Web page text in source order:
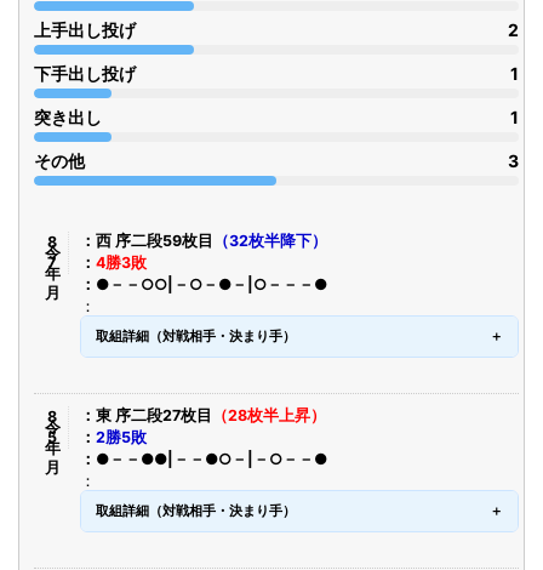
上手出し投げ 2
下手出し投げ 1
突き出し 1
その他 3
令8年7月 西 序二段59枚目
（32枚半降下）
4勝3敗
●－－○○|－○－●－|○－－－●
取組詳細（対戦相手・決まり手）
令8年5月 東 序二段27枚目
（28枚半上昇）
2勝5敗
●－－●●|－－●○－|－○－－●
取組詳細（対戦相手・決まり手）